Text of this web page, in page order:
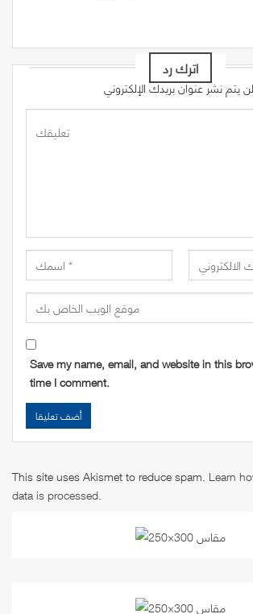
اترك رد
Save my name, email, and website in this
time I comment.
This site uses Akismet to reduce spam. Learn
data is processed.